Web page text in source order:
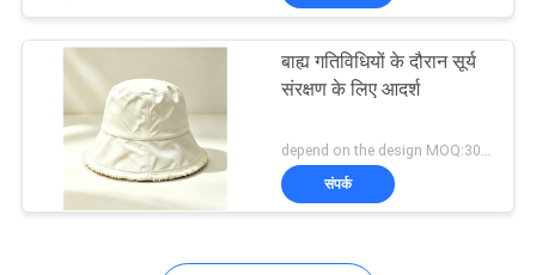
मछुआरा बाल्टी टोपीबाह्य गतिविधियों के दौरान सूर्य
संरक्षण के लिए आदर्श
depend on the design MOQ:300PCS/STYLE/COLOR/SIZE
संपर्क